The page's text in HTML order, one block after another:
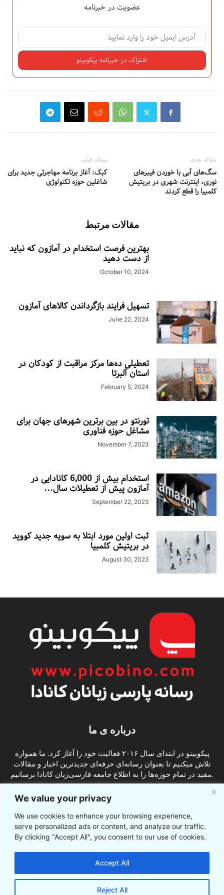
We value your privacy
We use cookies to enhance your browsing experience,
serve personalized ads or content, and analyze our traffic.
By clicking "Accept All", you consent to our use of cookies.
Reject All
Accept All
عضویت در خبرنامه
مقاله قبلی
کبک: آغاز برنامه مهاجرتی جدید برای
شاغلین حوزه تکنولوژی
مقاله بعدی
سگ‌های آبی با خوردن فیبرهای
نوری، اینترنت شهری در بریتیش
کلمبیا را قطع کردند
مقالات مرتبط
بهترین فرصت استخدام در آمازون که نباید
از دست دهید
October 10, 2024
تسهیل فرایند بازگرداندن کالاهای آمازون
June 22, 2024
تعطیلی ده‌ها مرکز مراقبت از کودکان در
استان آلبرتا
February 5, 2024
تورنتو در بین برترین شهرهای جهان برای
مشاغل حوزه فناوری
November 7, 2023
استخدام بیش از 6,000 کانادایی در
آمازون پیش از تعطیلات سال...
September 22, 2023
ثبت اولین مورد ابتلا به سویه جدید کووید
در بریتیش کلمبیا
August 30, 2023
درباره ی ما
پیکوبینو در ابتدای سال ۲۰۱۶ فعالیت خود را آغاز کرد. ما همواره
تلاش میکنیم تا بعنوان رسانه‌ای حرفه‌ای جدیدترین اخبار و مقالات
مفید در تمام حوزه‌ها را به اطلاع جامعه فارسی‌زبان کانادا برسانیم.
ما را دنبال کنید